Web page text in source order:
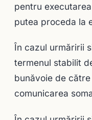
pentru
putea proceda la
În cazul urmăririi
termenul stabilit
bunăvoie de
comunicarea